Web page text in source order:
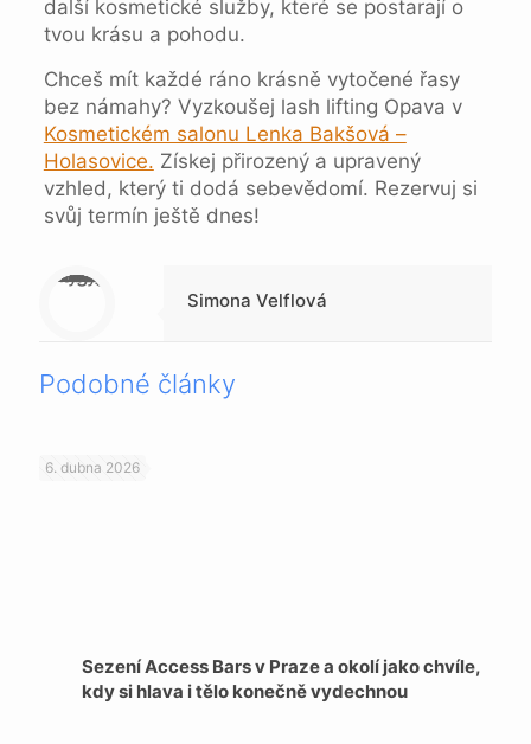
další kosmetické služby, které se postarají o
tvou krásu a pohodu.
Chceš mít každé ráno krásně vytočené řasy
bez námahy? Vyzkoušej lash lifting Opava v
Kosmetickém salonu Lenka Bakšová –
Holasovice. Získej přirozený a upravený
vzhled, který ti dodá sebevědomí. Rezervuj si
svůj termín ještě dnes!
Warning
: Trying to access array offset on null in
/data/1/4/149a9a91-3acc-4306-8eec-62104a76cbc2/skica.online/web/wp-content/themes/betheme-child/includes/content-single.php
on line
286
Simona Velflová
Podobné články
6. dubna 2026
Sezení Access Bars v Praze a okolí jako chvíle,
kdy si hlava i tělo konečně vydechnou